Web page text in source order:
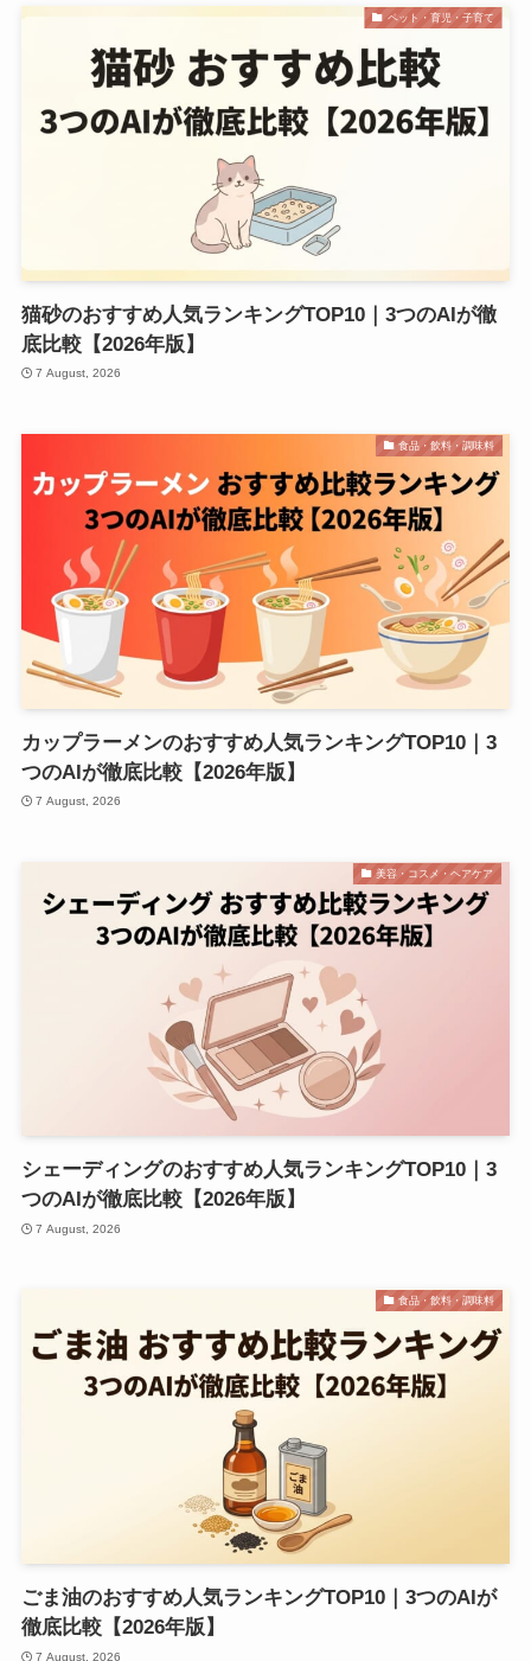
ペット・育児・子育て
猫砂のおすすめ人気ランキングTOP10｜3つのAIが徹
底比較【2026年版】
7 August, 2026
食品・飲料・調味料
カップラーメンのおすすめ人気ランキングTOP10｜3
つのAIが徹底比較【2026年版】
7 August, 2026
美容・コスメ・ヘアケア
シェーディングのおすすめ人気ランキングTOP10｜3
つのAIが徹底比較【2026年版】
7 August, 2026
食品・飲料・調味料
ごま油のおすすめ人気ランキングTOP10｜3つのAIが
徹底比較【2026年版】
7 August, 2026